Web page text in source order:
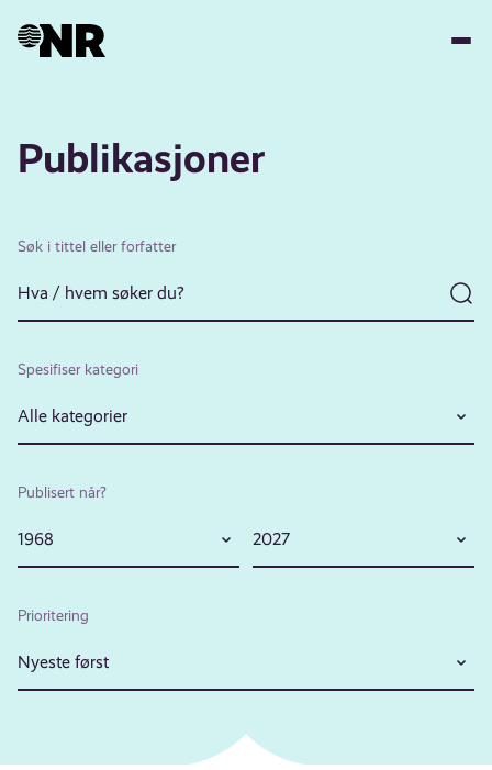
Publikasjoner
Søk i tittel eller forfatter
Spesifiser kategori
Alle kategorier
Publisert når?
1968 2027
Prioritering
Nyeste først